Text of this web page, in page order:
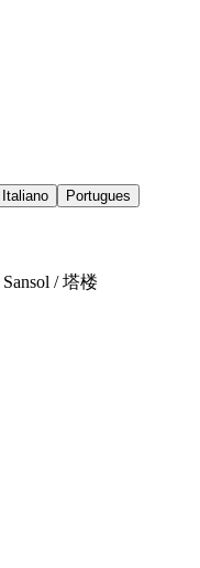
Italiano
Portugues
Sansol / 塔楼